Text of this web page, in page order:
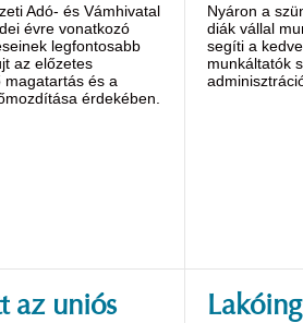
Adó- és Vámhivatal
évre vonatkozó
legfontosabb
az előzetes
magatartás és a
érdekében.
Nyáron a
diák vállal
segíti a
munkáltatók
az uniós